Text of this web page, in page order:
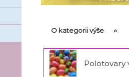
O kategorii výše
Polotovary